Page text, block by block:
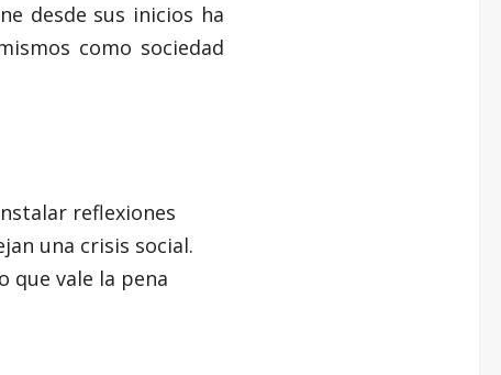
desde sus inicios ha
como sociedad
reflexiones
una crisis social.
que vale la pena